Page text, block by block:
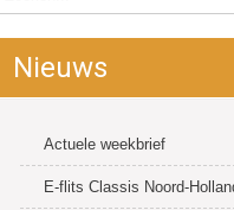
Nieuws
Actuele weekbrief
E-flits Classis Noord-